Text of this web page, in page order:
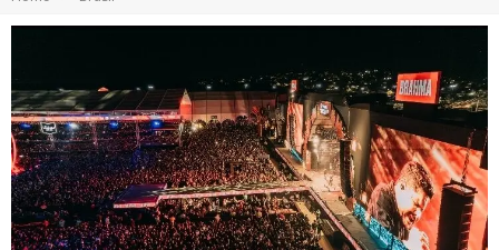
Definidas as 12 finalistas do concurso Rainha do Pedro Leopoldo Rodeio Show 2026